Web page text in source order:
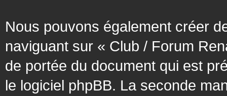
Nous pouvons également créer
naviguant sur « Club / Forum
de portée du document qui est
le logiciel phpBB. La seconde